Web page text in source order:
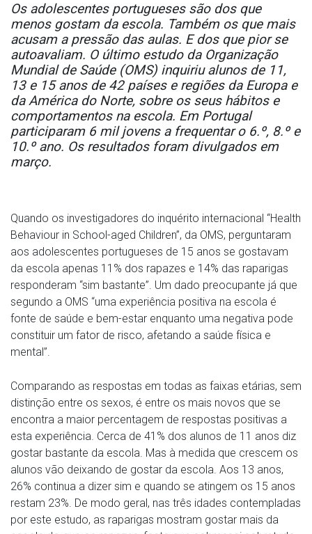
Os adolescentes portugueses são dos que
menos gostam da escola. Também os que mais
acusam a pressão das aulas. E dos que pior se
autoavaliam. O último estudo da Organização
Mundial de Saúde (OMS) inquiriu alunos de 11,
13 e 15 anos de 42 países e regiões da Europa e
da América do Norte, sobre os seus hábitos e
comportamentos na escola. Em Portugal
participaram 6 mil jovens a frequentar o 6.º, 8.º e
10.º ano. Os resultados foram divulgados em
março.
Quando os investigadores do inquérito internacional “Health
Behaviour in School-aged Children”, da OMS, perguntaram
aos adolescentes portugueses de 15 anos se gostavam
da escola apenas 11% dos rapazes e 14% das raparigas
responderam “sim bastante”. Um dado preocupante já que
segundo a OMS “uma experiência positiva na escola é
fonte de saúde e bem-estar enquanto uma negativa pode
constituir um fator de risco, afetando a saúde física e
mental”.
Comparando as respostas em todas as faixas etárias, sem
distinção entre os sexos, é entre os mais novos que se
encontra a maior percentagem de respostas positivas a
esta experiência. Cerca de 41% dos alunos de 11 anos diz
gostar bastante da escola. Mas à medida que crescem os
alunos vão deixando de gostar da escola. Aos 13 anos,
26% continua a dizer sim e quando se atingem os 15 anos
restam 23%. De modo geral, nas três idades contempladas
por este estudo, as raparigas mostram gostar mais da